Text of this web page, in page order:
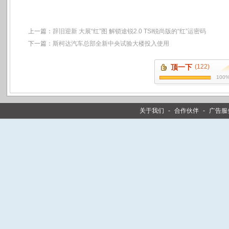
上一篇： 辞旧迎新 大展“红”图 解锁途锐2.0 TSI锐尚版的“红”运密码
下一篇： 斯柯达汽车总部全新中央试验大楼投入使用
顶一下 (122)
关于我们 - 合作伙伴 - 广告服